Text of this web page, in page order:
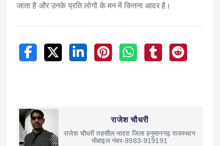
जाता है और उनके प्रति लोगों के मन में कितना आदर है।
राजेश चौधरी
राजेश चौधरी तहसील भादरा जिला हनुमानगढ़ राजस्थान
मोबाइल नंबर-9983-919191